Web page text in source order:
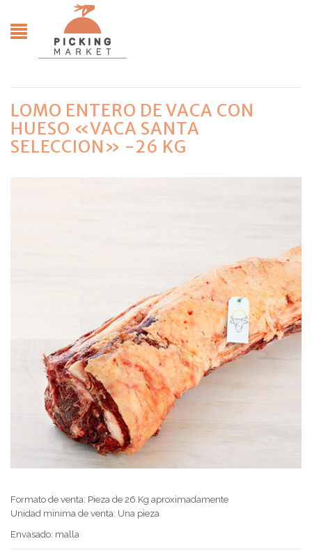
LOMO ENTERO DE VACA CON
HUESO «VACA SANTA
SELECCION» -26 KG
Formato de venta: Pieza de 26 Kg aproximadamente
Unidad minima de venta: Una pieza
Envasado: malla